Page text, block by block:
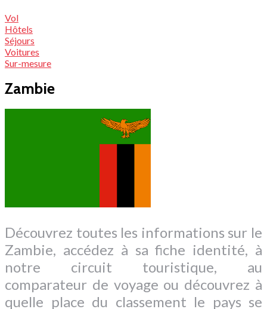
Vol
Hôtels
Séjours
Voitures
Sur-mesure
Zambie
Découvrez toutes les informations sur le
Zambie, accédez à sa fiche identité, à
notre circuit touristique, au
comparateur de voyage ou découvrez à
quelle place du classement le pays se